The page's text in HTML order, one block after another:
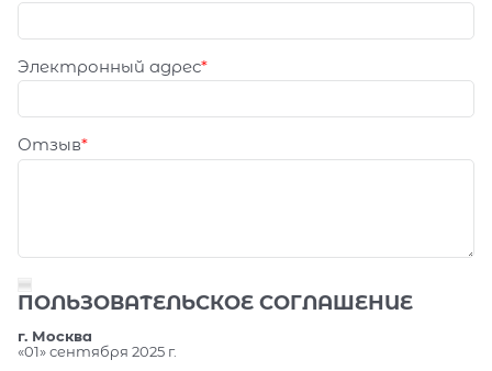
Электронный адрес
Отзыв
ПОЛЬЗОВАТЕЛЬСКОЕ СОГЛАШЕНИЕ
г. Москва
«01» сентября 2025 г.